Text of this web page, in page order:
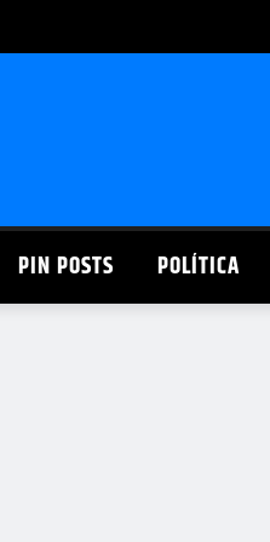
PIN POSTS POLÍTICA